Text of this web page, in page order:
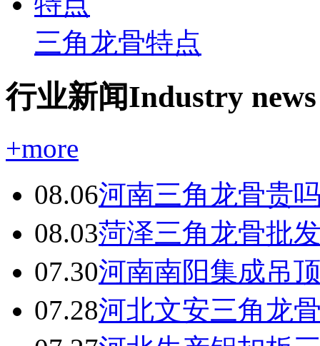
三角龙骨特点
行业新闻Industry news
+more
08.06河南三角龙骨贵
08.03菏泽三角龙骨批
07.30河南南阳集成吊
07.28河北文安三角龙